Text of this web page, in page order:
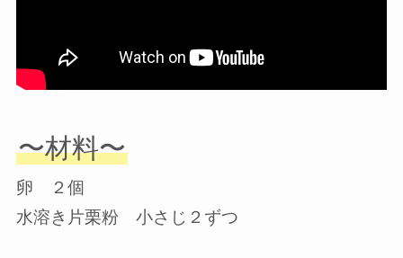
〜材料〜
卵 ２個
水溶き片栗粉 小さじ２ずつ